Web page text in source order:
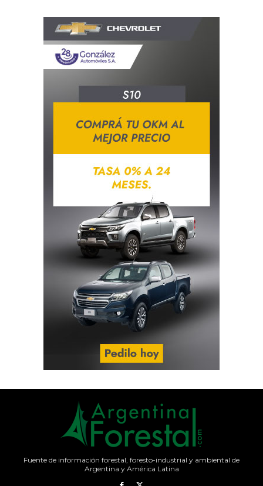
Fuente de información forestal, foresto-industrial y ambiental de
Argentina y América Latina